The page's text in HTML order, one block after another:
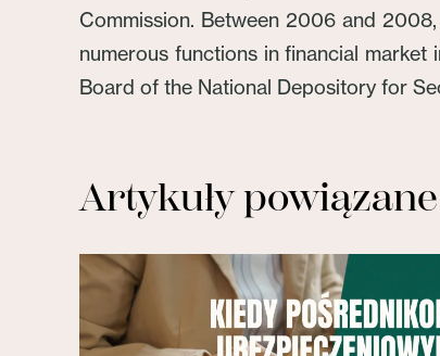
Commission. Between 2006 and
numerous functions in financial
Board of the National Depository for
Artykuły powiązane